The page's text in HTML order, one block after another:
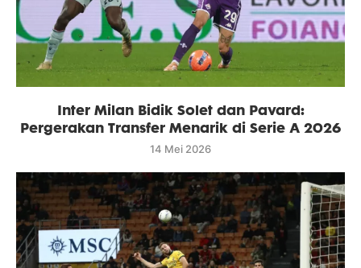
Inter Milan Bidik Solet dan Pavard:
Pergerakan Transfer Menarik di Serie A 2026
14 Mei 2026